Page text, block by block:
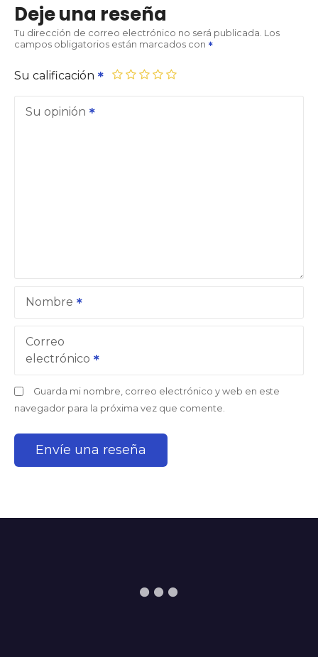
Deje una reseña
Tu dirección de correo electrónico no será publicada. Los
campos obligatorios están marcados con
Su calificación
Su opinión
Nombre
Correo
electrónico
Guarda mi nombre, correo electrónico y web en este
navegador para la próxima vez que comente.